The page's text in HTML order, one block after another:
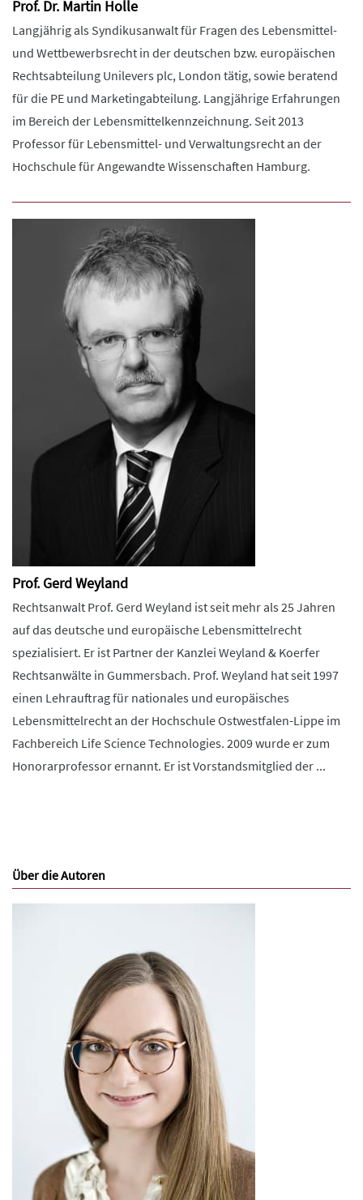
Prof. Dr. Martin Holle
Langjährig als Syndikusanwalt für Fragen des Lebensmittel-
und Wettbewerbsrecht in der deutschen bzw. europäischen
Rechtsabteilung Unilevers plc, London tätig, sowie beratend
für die PE und Marketingabteilung. Langjährige Erfahrungen
im Bereich der Lebensmittelkennzeichnung. Seit 2013
Professor für Lebensmittel- und Verwaltungsrecht an der
Hochschule für Angewandte Wissenschaften Hamburg.
Prof. Gerd Weyland
Rechtsanwalt Prof. Gerd Weyland ist seit mehr als 25 Jahren
auf das deutsche und europäische Lebensmittelrecht
spezialisiert. Er ist Partner der Kanzlei Weyland & Koerfer
Rechtsanwälte in Gummersbach. Prof. Weyland hat seit 1997
einen Lehrauftrag für nationales und europäisches
Lebensmittelrecht an der Hochschule Ostwestfalen-Lippe im
Fachbereich Life Science Technologies. 2009 wurde er zum
Honorarprofessor ernannt. Er ist Vorstandsmitglied der ...
Über die Autoren